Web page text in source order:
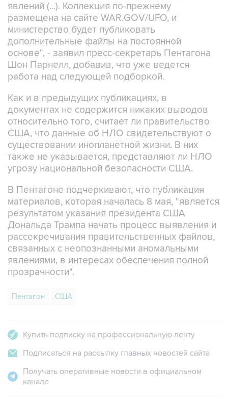
явлений (...). Коллекция по-прежнему
размещена на сайте WAR.GOV/UFO, и
министерство будет публиковать
дополнительные файлы на постоянной
основе", - заявил пресс-секретарь Пентагона
Шон Парнелл, добавив, что уже ведется
работа над следующей подборкой.
Как и в предыдущих публикациях, в
документах не содержится никаких выводов
относительно того, считает ли правительство
США, что данные об НЛО свидетельствуют о
существовании инопланетной жизни. В них
также не указывается, представляют ли НЛО
угрозу национальной безопасности США.
В Пентагоне подчеркивают, что публикация
материалов, которая началась 8 мая, "является
результатом указания президента США
Дональда Трампа начать процесс выявления и
рассекречивания правительственных файлов,
связанных с неопознанными аномальными
явлениями, в интересах обеспечения полной
прозрачности".
Пентагон США
Купить подписку на профессиональную ленту
Подписаться на рассылку главных новостей сайта
Получать оперативные новости в официальном
канале